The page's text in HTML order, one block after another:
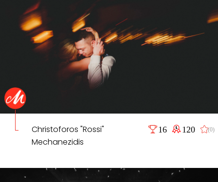
Christoforos "Rossi"
Mechanezidis
16 120 (0)